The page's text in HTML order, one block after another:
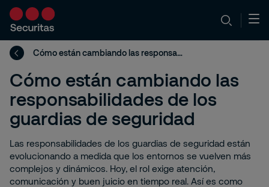
Cómo están cambiando las responsabilidades de los guardias de seguridad
Cómo están cambiando las
responsabilidades de los
guardias de seguridad
Las responsabilidades de los guardias de seguridad están
evolucionando a medida que los entornos se vuelven más
complejos y dinámicos. Hoy, el rol exige atención,
comunicación y buen juicio en tiempo real. Así es como